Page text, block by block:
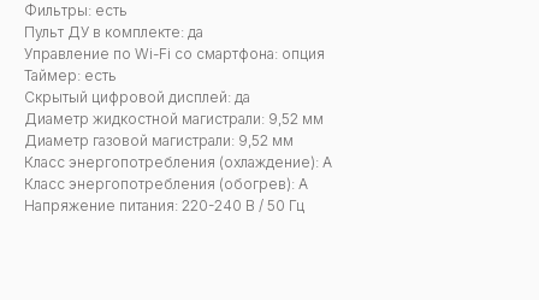
Фильтры: есть
Пульт ДУ в комплекте: да
Управление по Wi-Fi со смартфона: опция
Таймер: есть
Скрытый цифровой дисплей: да
Диаметр жидкостной магистрали: 9,52 мм
Диаметр газовой магистрали: 9,52 мм
Класс энергопотребления (охлаждение): А
Класс энергопотребления (обогрев): A
Напряжение питания: 220-240 В / 50 Гц